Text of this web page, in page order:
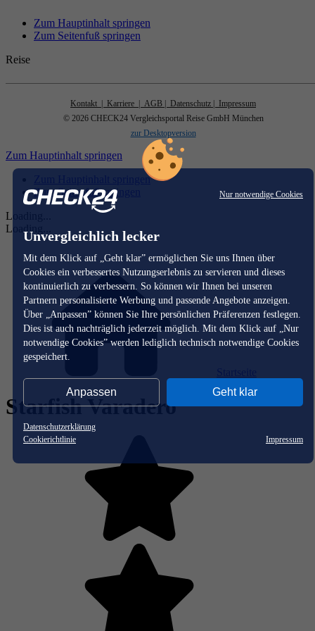
Nur notwendige Cookies
Unvergleichlich lecker
Mit dem Klick auf „Geht klar” ermöglichen Sie uns Ihnen über
Cookies ein verbessertes Nutzungserlebnis zu servieren und dieses
kontinuierlich zu verbessern. So können wir Ihnen bei unseren
Partnern personalisierte Werbung und passende Angebote anzeigen.
Über „Anpassen” können Sie Ihre persönlichen Präferenzen festlegen.
Dies ist auch nachträglich jederzeit möglich. Mit dem Klick auf „Nur
notwendige Cookies” werden lediglich technisch notwendige Cookies
gespeichert.
Anpassen Geht klar
Datenschutzerklärung
Cookierichtlinie
Impressum
Zum Hauptinhalt springen
Zum Seitenfuß springen
Reise
Kontakt | Karriere | AGB | Datenschutz
| Impressum
© 2026 CHECK24 Vergleichsportal Reise GmbH München
zur Desktopversion
Zum Hauptinhalt springen
Zum Hauptinhalt springen
Zum Seitenfuß springen
Loading...
Loading...
Starfish Varadero